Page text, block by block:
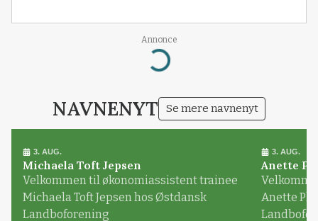
Annonce
Loading...
NAVNENYT Se mere navnenyt
3. AUG.
Michaela Toft Jepsen
Velkommen til økonomiassistent trainee
Michaela Toft Jepsen hos Østdansk
Landboforening
3. AUG.
Anette
Anette